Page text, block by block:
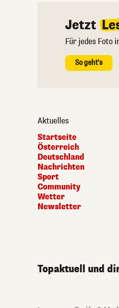
Jetzt
Für jedes Foto
So geht's
Aktuelles
Startseite
Österreich
Deutschland
Nachrichten
Sport
Community
Wetter
Newsletter
Topaktuell und